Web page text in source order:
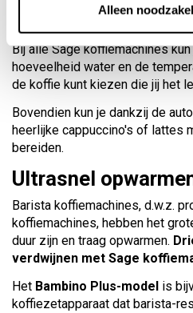
Alleen
Aanpassingsopties
Bij alle Sage koffiemachines
hoeveelheid water en de
de koffie kunt kiezen die jij het
Bovendien kun je dankzij de
heerlijke cappuccino's of lattes
bereiden.
Ultrasnel
Barista koffiemachines, d.w.z.
koffiemachines, hebben het
duur zijn en traag opwarmen.
verdwijnen met Sage
Het Bambino Plus-model is
koffiezetapparaat dat barista-